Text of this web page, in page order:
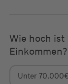
Wie hoch ist
Einkommen?